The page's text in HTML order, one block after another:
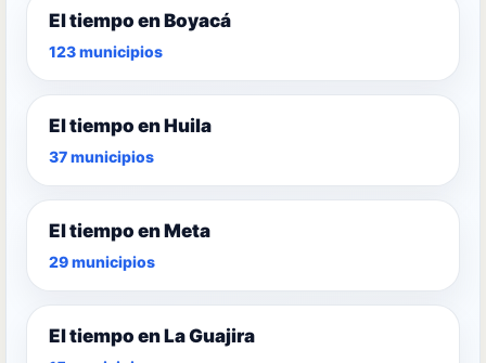
El tiempo en Boyacá
123 municipios
El tiempo en Huila
37 municipios
El tiempo en Meta
29 municipios
El tiempo en La Guajira